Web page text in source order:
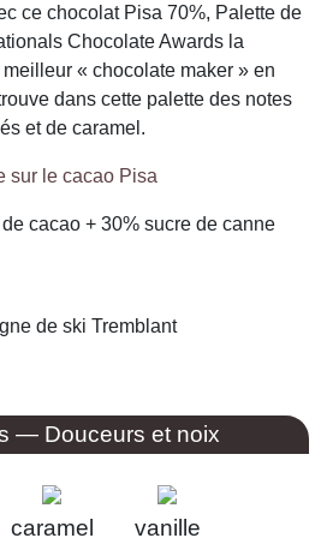
ce chocolat Pisa 70%, Palette de
Chocolate Awards la
« chocolate maker » en
dans cette palette des notes
et de caramel.
sur le cacao Pisa
cacao + 30% sucre de canne
— Douceurs et noix
caramel vanille